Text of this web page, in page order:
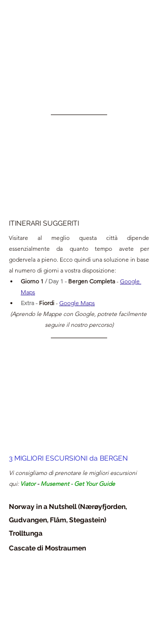
ITINERARI SUGGERITI
Visitare al meglio questa città dipende
essenzialmente da quanto tempo avete per
godervela a pieno. Ecco quindi una soluzione in base
al numero di giorni a vostra disposizione:
Giorno 1 / Day 1 - Bergen Completa - Google
Maps
Extra - Fiordi - Google Maps
(Aprendo le Mappe con Google, potrete facilmente
seguire il nostro percorso)
3 MIGLIORI ESCURSIONI da BERGEN
Vi consigliamo di prenotare le migliori escursioni
qui: Viator - Musement - Get Your Guide
Norway in a Nutshell (Nærøyfjorden,
Gudvangen, Flåm, Stegastein)
Trolltunga
Cascate di Mostraumen